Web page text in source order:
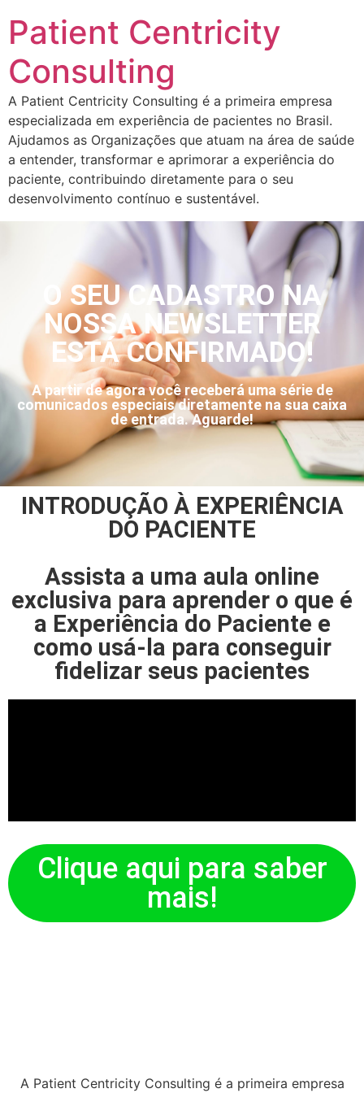
Patient Centricity
Consulting
A Patient Centricity Consulting é a primeira empresa
especializada em experiência de pacientes no Brasil.
Ajudamos as Organizações que atuam na área de saúde
a entender, transformar e aprimorar a experiência do
paciente, contribuindo diretamente para o seu
desenvolvimento contínuo e sustentável.
O SEU CADASTRO NA
NOSSA NEWSLETTER
ESTÁ CONFIRMADO!
A partir de agora você receberá uma série de
comunicados especiais diretamente na sua caixa
de entrada. Aguarde!
INTRODUÇÃO À EXPERIÊNCIA
DO PACIENTE
Assista a uma aula online
exclusiva para aprender o que é
a Experiência do Paciente e
como usá-la para conseguir
fidelizar seus pacientes
Clique aqui para saber
mais!
A Patient Centricity Consulting é a primeira empresa